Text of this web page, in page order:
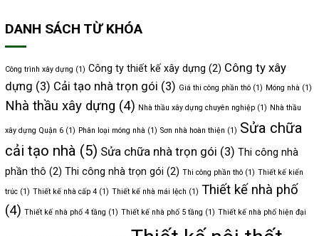
trần
như
lụa
Thiết
kế
dựng
6
tín
DANH SÁCH TỪ KHÓA
Công trình xây dựng (1) Công ty thiết kế xây dựng (2) Công ty xây
dựng (3) Cải tạo nhà trọn gói (3) Giá thi công phần thô (1) Móng nhà (1)
Nhà thầu xây dựng (4) Nhà thầu xây dựng chuyên nghiệp (1) Nhà thầu
xây dựng Quận 6 (1) Phân loại móng nhà (1) Sơn nhà hoàn thiện (1) Sửa chữa
cải tạo nhà (5) Sửa chữa nhà trọn gói (3) Thi công nhà
phần thô (2) Thi công nhà trọn gói (2) Thi công phần thô (1) Thiết kế kiến
trúc (1) Thiết kế nhà cấp 4 (1) Thiết kế nhà mái lệch (1) Thiết kế nhà phố
(4) Thiết kế nhà phố 4 tầng (1) Thiết kế nhà phố 5 tầng (1) Thiết kế nhà phố hiện đại